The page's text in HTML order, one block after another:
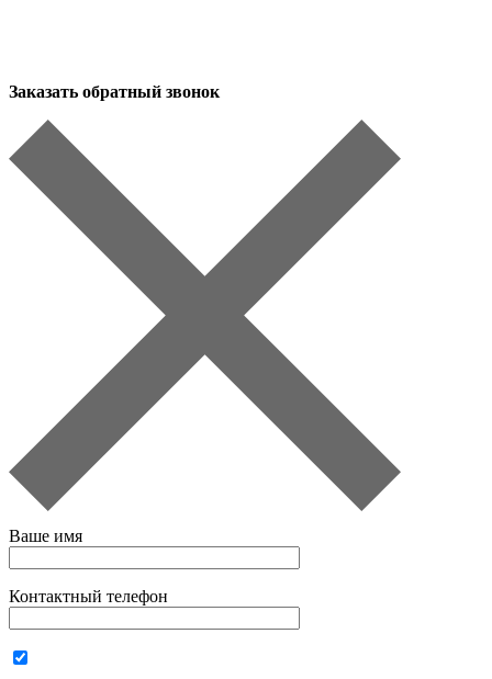
Заказать обратный звонок
Ваше имя
Контактный телефон